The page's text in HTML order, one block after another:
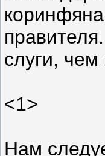
слуги,
<1>
Нам